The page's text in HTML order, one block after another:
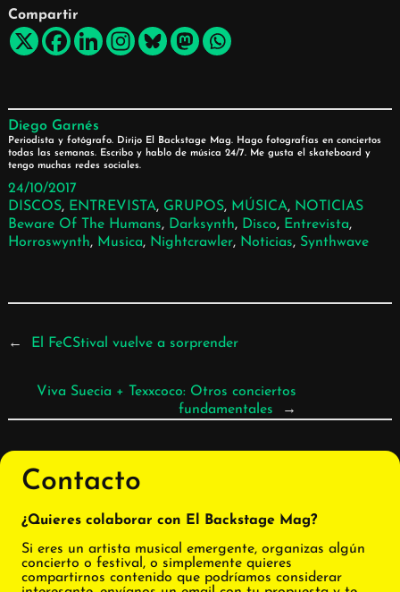
Compartir
Diego Garnés
Periodista y fotógrafo. Dirijo El Backstage Mag. Hago fotografías en conciertos
todas las semanas. Escribo y hablo de música 24/7. Me gusta el skateboard y
tengo muchas redes sociales.
24/10/2017
DISCOS, ENTREVISTA, GRUPOS, MÚSICA, NOTICIAS
Beware Of The Humans, Darksynth, Disco, Entrevista ,
Horroswynth, Musica, Nightcrawler, Noticias, Synthwave
← El FeCStival vuelve a sorprender
Viva Suecia + Texxcoco: Otros conciertos
fundamentales
→
Contacto
¿Quieres colaborar con El Backstage Mag?
Si eres un artista musical emergente, organizas algún
concierto o festival, o simplemente quieres
compartirnos contenido que podríamos considerar